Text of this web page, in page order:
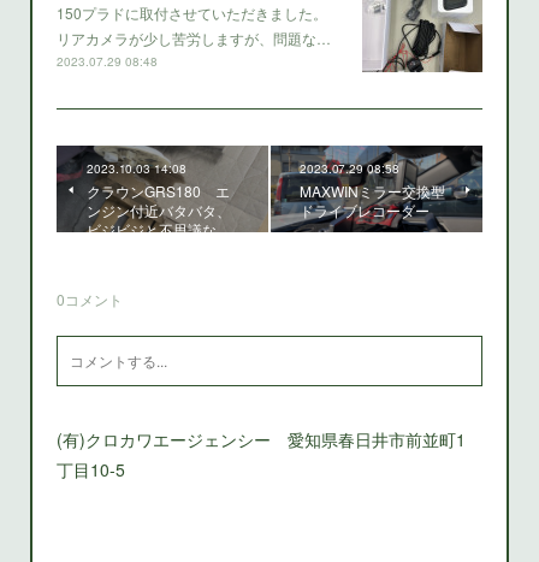
150プラドに取付させていただきました。
リアカメラが少し苦労しますが、問題な…
2023.07.29 08:48
2023.10.03 14:08
クラウンGRS180 エ
ンジン付近バタバタ、
ビジビジと不思議な…
2023.07.29 08:58
MAXWINミラー交換型
ドライブレコーダー
0コメント
(有)クロカワエージェンシー 愛知県春日井市前並町1
丁目10-5